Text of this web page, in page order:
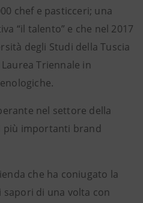
chef e pasticceri; una
“il talento” e che nel 2017
degli Studi della Tuscia
Triennale in
nel settore della
più importanti brand
che ha coniugato la
di una volta con